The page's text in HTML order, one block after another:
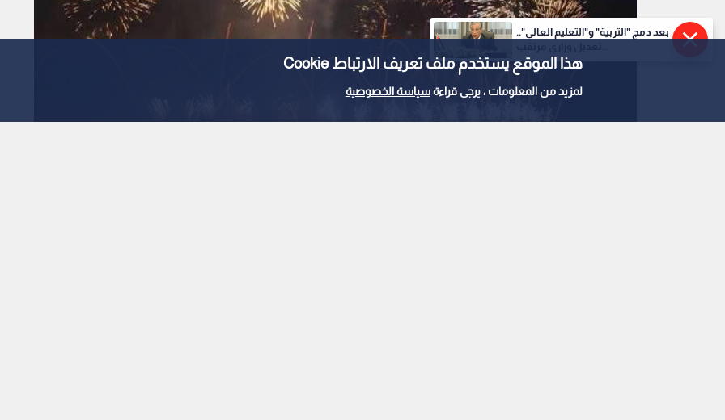
هذا الموقع يستخدم ملف تعريف الارتباط Cookie
لمزيد من المعلومات ، يرجى قراءةسياسة الخصوصية
بعد دمج "التربية" و"التعليم العالي"..